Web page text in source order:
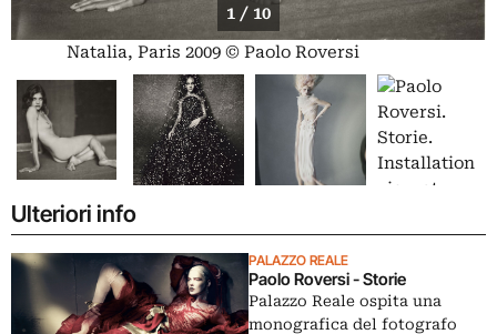
1 / 10
Natalia, Paris 2009 © Paolo Roversi
Ulteriori info
PALAZZO REALE
Paolo Roversi - Storie
Palazzo Reale ospita una
monografica del fotografo